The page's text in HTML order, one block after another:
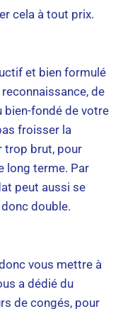
cela à tout prix.
et bien formulé
de
bien-fondé de votre
froisser la
trop brut, pour
long terme. Par
peut aussi se
double.
vous mettre à
a dédié du
de congés, pour